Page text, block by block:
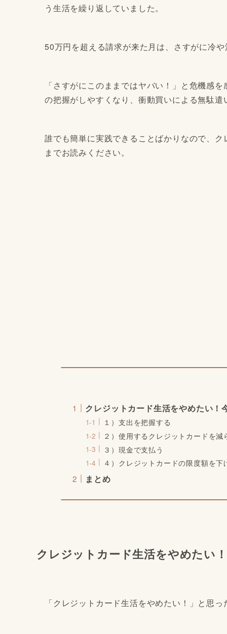
う生活を繰り返していました。
50万円を超える請求が来た月は、さすがに冷
「さすがにこのままではヤバい！」と危機感
の把握がしやすくなり、衝動買いによる無駄
誰でも簡単に実践できることばかりなので、
までお読みください。
クレジットカード生活をやめたい！
１）支出を把握する
２）使用するクレジットカードを減
３）現金で支払う
４）クレジットカードの限度額を下
まとめ
クレジットカード生活をやめたい
「クレジットカード生活をやめたい！」と思